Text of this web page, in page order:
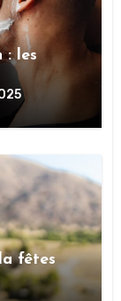
: les
fêtes